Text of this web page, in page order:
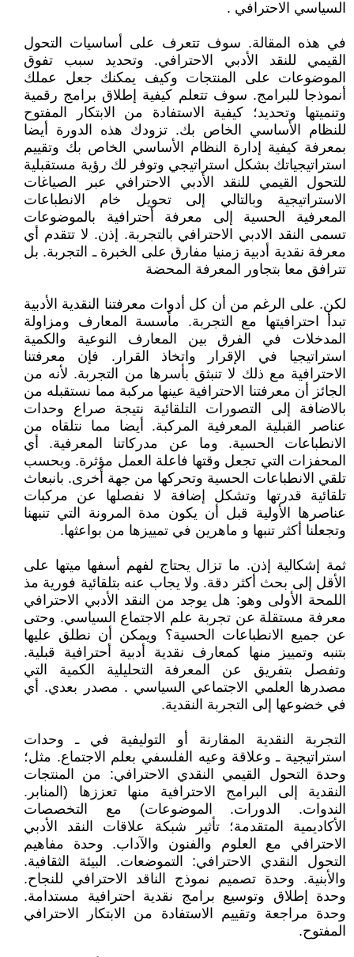
السياسي الاحترافي .
في هذه المقالة. سوف تتعرف على أساسيات التحول
القيمي للنقد الأدبي الاحترافي. وتحديد سبب تفوق
الموضوعات على المنتجات وكيف يمكنك جعل عملك
أنموذجا للبرامج. سوف تتعلم كيفية إطلاق برامج رقمية
وتنميتها وتحديد؛ كيفية الاستفادة من الابتكار المفتوح
للنظام الأساسي الخاص بك. تزودك هذه الدورة أيضا
بمعرفة كيفية إدارة النظام الأساسي الخاص بك وتقييم
استراتيجياتك بشكل استراتيجي وتوفر لك رؤية مستقبلية
للتحول القيمي للنقد الأدبي الاحترافي عبر الصياغات
الاستراتيجية وبالتالي إلى تحويل خام الانطباعات
المعرفية الحسية إلى معرفة أحترافية بالموضوعات
تسمى النقد الادبي الاحترافي بالتجربة. إذن. لا تتقدم أي
معرفة نقدية أدبية زمنيا مفارق على الخبرة ـ التجربة. بل
تترافق معا بتجاور المعرفة المحضة
لكن. على الرغم من أن كل أدوات معرفتنا النقدية الأدبية
تبدأ احترافيتها مع التجربة. مأسسة المعارف ومزاولة
المدخلات في الفرق بين المعارف النوعية والكمية
استراتيجيا في الإقرار واتخاذ القرار. فإن معرفتنا
الاحترافية مع ذلك لا تنبثق بأسرها من التجربة. لأنه من
الجائز أن معرفتنا الاحترافية عينها مركبة مما نستقبله من
بالاضافة إلى التصورات التلقائية نتيجة صراع وحدات
عناصر القبلية المعرفية المركبة. أيضا مما نتلقاه من
الانطباعات الحسية. وما عن مدركاتنا المعرفية. أي
المحفزات التي تجعل وقتها فاعلة العمل مؤثرة. وبحسب
تلقي الانطباعات الحسية وتحركها من جهة أخرى. بانبعاث
تلقائية قدرتها وتشكل إضافة لا نفصلها عن مركبات
عناصرها الأولية قبل أن يكون مدة المرونة التي تنبهنا
وتجعلنا أكثر تنبها و ماهرين في تمييزها من بواعثها.
ثمة إشكالية إذن. ما تزال يحتاج لفهم أسفها ميتها على
الأقل إلى بحث أكثر دقة. ولا يجاب عنه بتلقائية فورية مذ
اللمحة الأولى وهو: هل يوجد من النقد الأدبي الاحترافي
معرفة مستقلة عن تجربة علم الاجتماع السياسي. وحتى
عن جميع الانطباعات الحسية؟ ويمكن أن نطلق عليها
بتنبه وتمييز منها كمعارف نقدية أدبية أحترافية قبلية.
وتفصل بتفريق عن المعرفة التحليلية الكمية التي
مصدرها العلمي الاجتماعي السياسي . مصدر بعدي. أي
في خضوعها إلى التجربة النقدية.
التجربة النقدية المقارنة أو التوليفية في ـ وحدات
استراتيجية ـ وعلاقة وعيه الفلسفي بعلم الاجتماع. مثل؛
وحدة التحول القيمي النقدي الاحترافي: من المنتجات
النقدية إلى البرامج الاحترافية منها تعززها (المنابر.
الندوات. الدورات. الموضوعات) مع التخصصات
الأكاديمية المتقدمة؛ تأثير شبكة علاقات النقد الأدبي
الاحترافي مع العلوم والفنون والآداب. وحدة مفاهيم
التحول النقدي الاحترافي: التموضعات. البيئة الثقافية.
والأبنية. وحدة تصميم نموذج الناقد الاحترافي للنجاح.
وحدة إطلاق وتوسيع برامج نقدية احترافية مستدامة.
وحدة مراجعة وتقييم الاستفادة من الابتكار الاحترافي
المفتوح.